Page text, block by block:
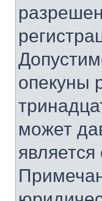
опекуны
может